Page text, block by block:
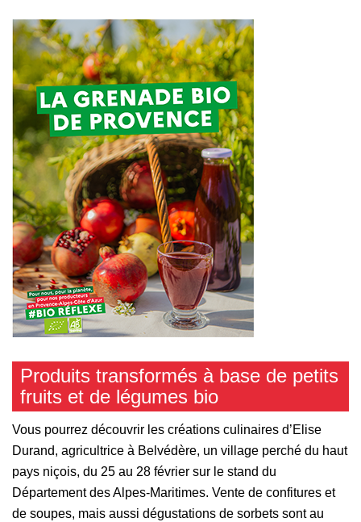
Produits transformés à base de petits
fruits et de légumes bio
Vous pourrez découvrir les créations culinaires d’Elise
Durand, agricultrice à Belvédère, un village perché du haut
pays niçois, du 25 au 28 février sur le stand du
Département des Alpes-Maritimes. Vente de confitures et
de soupes, mais aussi dégustations de sorbets sont au